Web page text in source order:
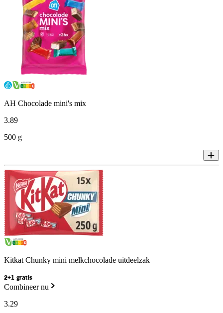
AH Chocolade mini's mix
3.89
500 g
Kitkat Chunky mini melkchocolade uitdeelzak
2+1 gratis
Combineer nu
3.29